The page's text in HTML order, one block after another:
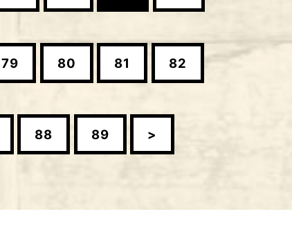
79 80 81 82
88 89 >